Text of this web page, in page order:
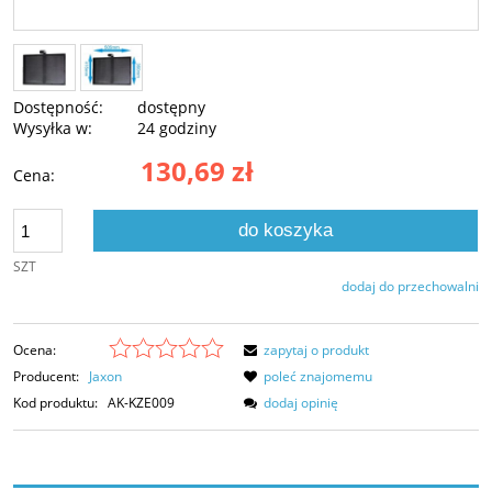
Dostępność:
dostępny
Wysyłka w:
24 godziny
Cena: 130,69 zł
SZT
do koszyka
dodaj do przechowalni
Ocena:
Producent: Jaxon
Kod produktu: AK-KZE009
zapytaj o produkt
poleć znajomemu
dodaj opinię